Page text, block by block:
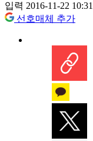
입력 2016-11-22 10:31
선호매체 추가